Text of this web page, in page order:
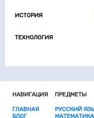
ИСТОРИЯ
ТЕХНОЛОГИЯ
НАВИГАЦИЯ
ГЛАВНАЯ
БЛОГ
ПРЕДМЕТЫ
РУССКИЙ
МАТЕМАТИКА